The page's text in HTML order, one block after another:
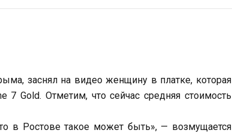
заснял на видео женщину в платке, которая
7 Gold. Отметим, что сейчас средняя стоимость
в Ростове такое может быть», — возмущается